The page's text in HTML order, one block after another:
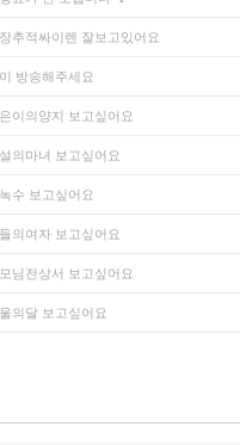
추적싸이렌 잘보고있어요
방송해주세요
이의양지 보고싶어요
의마녀 보고싶어요
수 보고싶어요
의여자 보고싶어요
님전상서 보고싶어요
의달 보고싶어요